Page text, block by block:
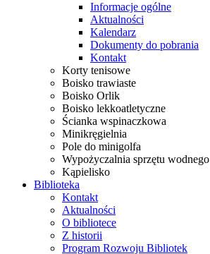
Informacje ogólne
Aktualności
Kalendarz
Dokumenty do pobrania
Kontakt
Korty tenisowe
Boisko trawiaste
Boisko Orlik
Boisko lekkoatletyczne
Ścianka wspinaczkowa
Minikręgielnia
Pole do minigolfa
Wypożyczalnia sprzętu wodnego
Kąpielisko
Biblioteka
Kontakt
Aktualności
O bibliotece
Z historii
Program Rozwoju Bibliotek